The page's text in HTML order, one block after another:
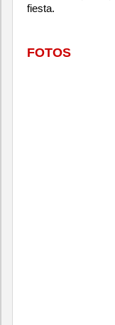
fiesta.
FOTOS